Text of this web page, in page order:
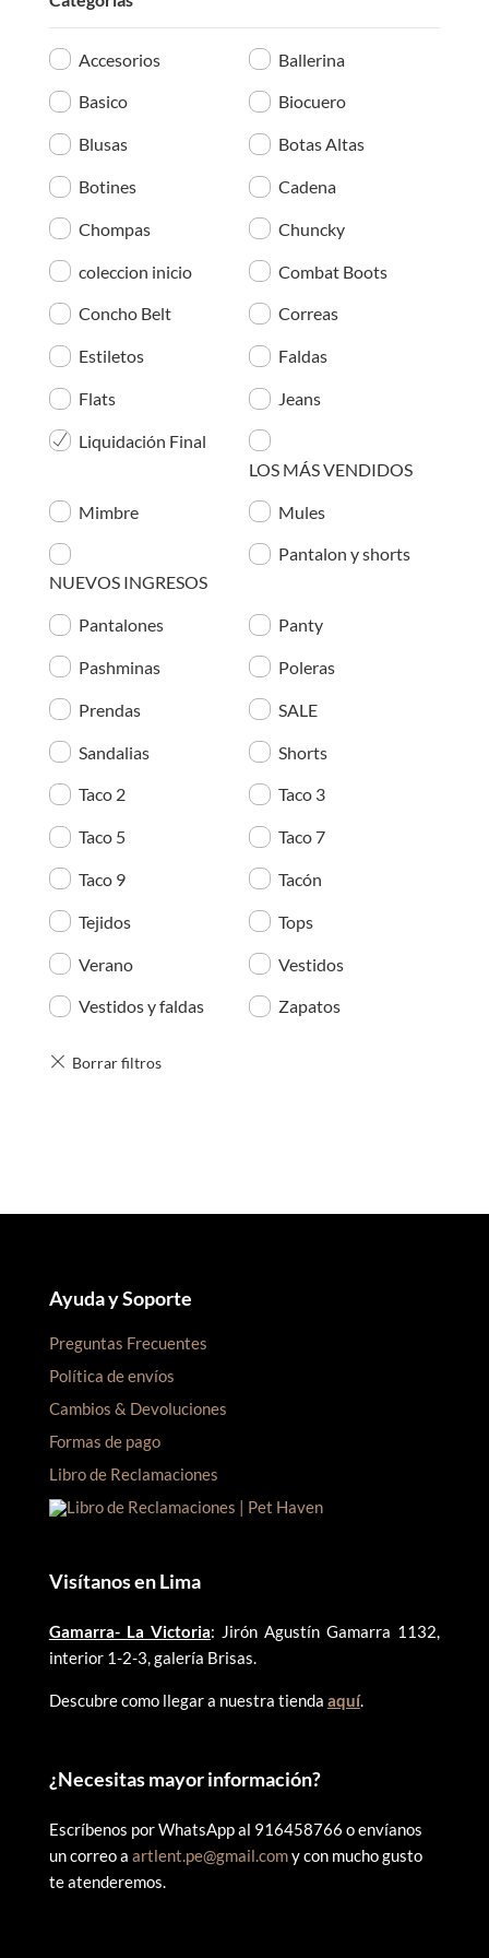
Accesorios Ballerina
Basico Biocuero
Blusas Botas Altas
Botines Cadena
Chompas Chuncky
coleccion inicio Combat Boots
Concho Belt Correas
Estiletos Faldas
Flats Jeans
Liquidación Final
LOS MÁS VENDIDOS
Mimbre Mules
NUEVOS INGRESOS
Pantalon y shorts
Pantalones Panty
Pashminas Poleras
Prendas SALE
Sandalias Shorts
Taco 2 Taco 3
Taco 5 Taco 7
Taco 9 Tacón
Tejidos Tops
Verano Vestidos
Vestidos y faldas Zapatos
Ayuda y Soporte
Preguntas Frecuentes
Política de envíos
Cambios & Devoluciones
Formas de pago
Libro de Reclamaciones
Visítanos en Lima
Gamarra- La Victoria: Jirón Agustín Gamarra 1132,
interior 1-2-3, galería Brisas.
Descubre como llegar a nuestra tienda aquí.
¿Necesitas mayor información?
Escríbenos por WhatsApp al 916458766 o envíanos
un correo a artlent.pe@gmail.comy con mucho gusto
te atenderemos.